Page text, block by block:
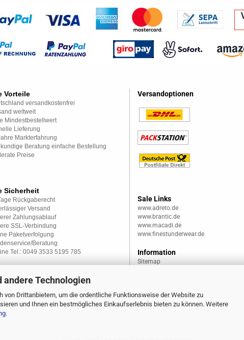
andere Technologien
von Drittanbietern, um die ordentliche Funktionsweise der Website zu
und Ihnen ein bestmögliches Einkaufserlebnis bieten zu können. Weitere
.
Vorteile
versandkostenfrei
weltweit
Mindestbestellwert
Lieferung
Markterfahrung
Beratung einfache Bestellung
Preise
Sicherheit
Rückgaberecht
Versand
Zahlungsablauf
SSL-Verbindung
Paketverfolgung
Beratung
Tel.: 0049 3533 5195 785
Versandoptionen
Sale Links
www.adreto.de
www.brantic.de
www.macadi.de
www.finestunderwear.de
Information
Sitemap